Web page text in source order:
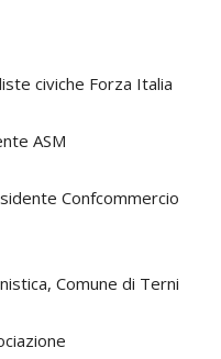
civiche Forza Italia
ASM
Confcommercio
Comune di Terni